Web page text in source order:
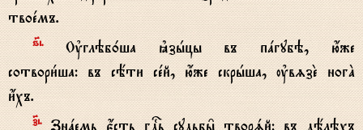
твоeмъ.
ѕ7i.Ўглэб0ша kзhцы въ пaгубэ, ю4же
сотвори1ша: въ сёти сeй, ю4же скрhша, ўвzзE ногA
и4хъ.
з7i.